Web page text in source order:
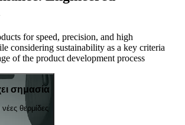
for speed, precision, and high
considering sustainability as a key criteria
of the product development process
σημασία
θερμίδες